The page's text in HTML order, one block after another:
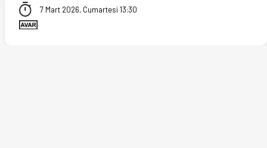
7 Mart 2026, Cumartesi 13:30